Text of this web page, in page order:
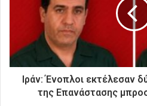
κ
τ
Ιράν: Ένοπλοι εκτέλεσαν
της Επανάστασης